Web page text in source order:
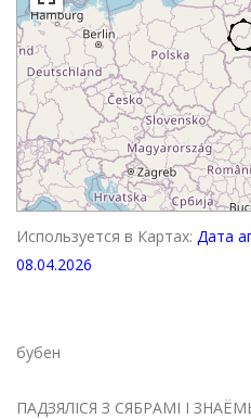
Используется в Картах: Дата
08.04.2026
бубен
ПАДЗЯЛІСЯ З СЯБРАМІ І